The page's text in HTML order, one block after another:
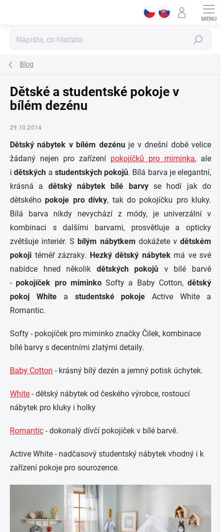
Hledat
Blog
Dětské a studentské pokoje v
bílém dezénu
29.10.2014
Dětský nábytek v bílém dezénuje v dnešní době velice
žádaný nejen pro zařízení pokojíčků pro miminka, ale
idětských a studentských pokojů. Bílá barva je elegantní,
krásná a dětský nábytek bílé barvyse hodí jak do
dětskéhopokoje pro dívky, tak do pokojíčku pro kluky.
Bílá barva nikdy nevychází z módy, je univerzální v
kombinaci s dalšími barvami, prosvětluje a opticky
zvětšuje interiér. Sbílým nábytkem dokážete vdětském
pokoji téměř zázraky. Hezký dětský nábytekmá ve své
nabídce hned několik dětských pokojů v bílé barvě
-pokojíček pro miminkoSofty a Baby Cotton,dětský
pokoj
Whitea studentské pokoje Active White a
Romantic.
Softy - pokojíček pro miminko značky Čilek, kombinace
bílé barvy s decentními zlatými detaily.
Baby Cotton - krásný bílý dezén a jemný potisk úchytek.
White - dětský nábytek od českého výrobce, rostoucí
nábytek pro kluky i holky
Romantic - dokonalý dívčí pokojíček v bílé barvě.
Active White - nadčasový studentský nábytek vhodný i k
zařízení pokoje pro sourozence.